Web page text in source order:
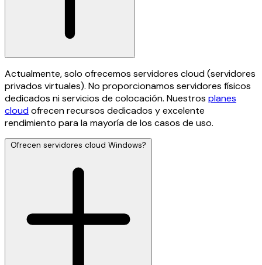
Actualmente, solo ofrecemos servidores cloud (servidores
privados virtuales). No proporcionamos servidores físicos
dedicados ni servicios de colocación. Nuestros planes
cloudofrecen recursos dedicados y excelente
rendimiento para la mayoría de los casos de uso.
Ofrecen servidores cloud Windows?